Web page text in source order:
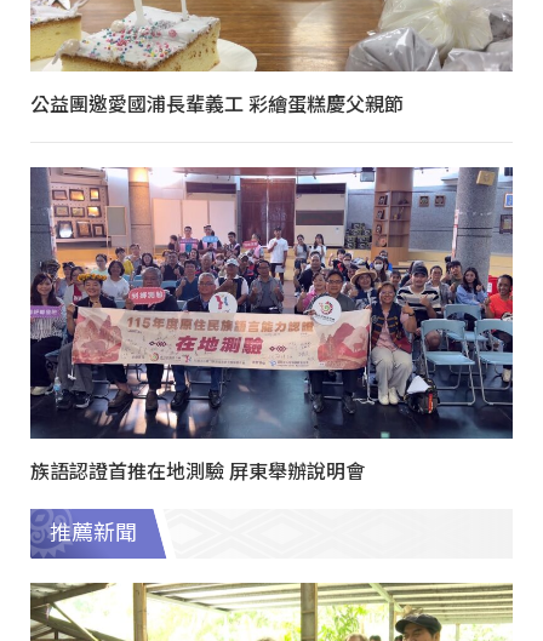
公益團邀愛國浦長輩義工 彩繪蛋糕慶父親節
族語認證首推在地測驗 屏東舉辦說明會
推薦新聞